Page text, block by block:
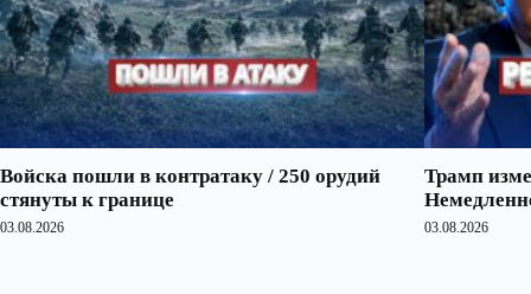
Войска пошли в контратаку / 250 орудий
стянуты к границе
03.08.2026
Трамп
03.08.2026